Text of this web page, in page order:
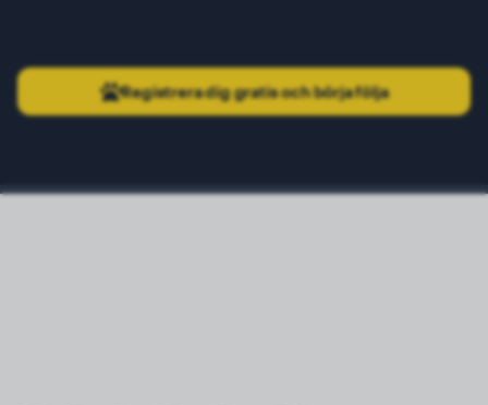
Registrera dig gratis och börja följa